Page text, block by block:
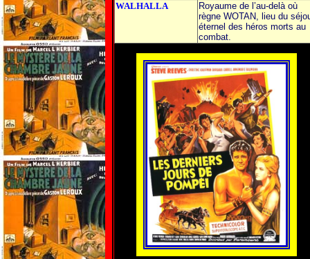
WALHALLA
Royaume de l’au-delà où
règne WOTAN, lieu du
éternel des héros morts au
combat.